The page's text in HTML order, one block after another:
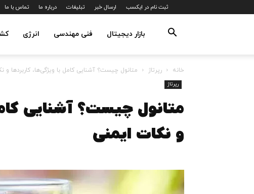
ثبت نام در ایکسب ارسال خبر تبلیغات درباره ما تماس با ما
انرژی فنی مهندسی بازار دیجیتال
خانه رپرتاژ متانول چیست؟ آشنایی کامل با ویژگی‌ها، کاربردها و
رپرتاژ
متانول چیست؟ آشنایی
و نکات ایمنی